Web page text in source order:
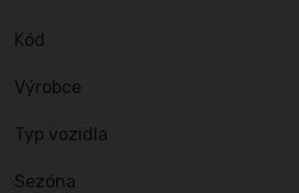
Kód
Výrobce
Typ vozidla
Sezóna